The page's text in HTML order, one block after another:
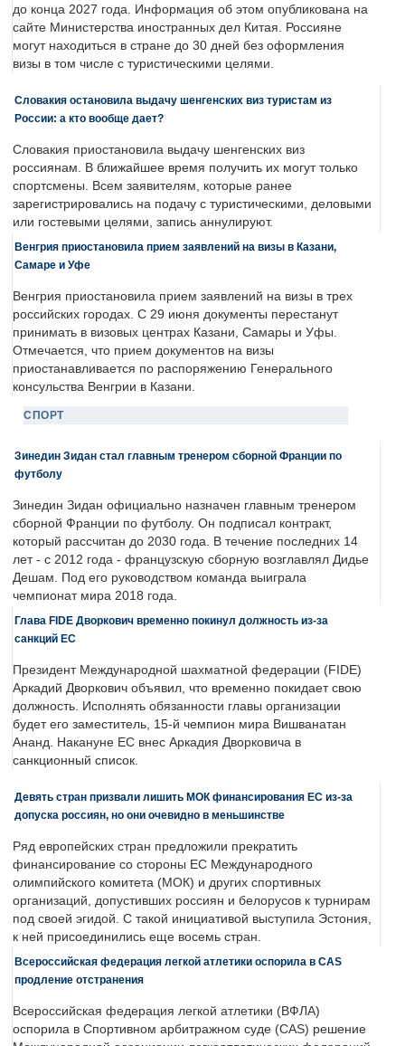
до конца 2027 года. Информация об этом опубликована на
сайте Министерства иностранных дел Китая. Россияне
могут находиться в стране до 30 дней без оформления
визы в том числе с туристическими целями.
Словакия остановила выдачу шенгенских виз туристам из
России: а кто вообще дает?
Словакия приостановила выдачу шенгенских виз
россиянам. В ближайшее время получить их могут только
спортсмены. Всем заявителям, которые ранее
зарегистрировались на подачу с туристическими, деловыми
или гостевыми целями, запись аннулируют.
Венгрия приостановила прием заявлений на визы в Казани,
Самаре и Уфе
Венгрия приостановила прием заявлений на визы в трех
российских городах. С 29 июня документы перестанут
принимать в визовых центрах Казани, Самары и Уфы.
Отмечается, что прием документов на визы
приостанавливается по распоряжению Генерального
консульства Венгрии в Казани.
СПОРТ
Зинедин Зидан стал главным тренером сборной Франции по
футболу
Зинедин Зидан официально назначен главным тренером
сборной Франции по футболу. Он подписал контракт,
который рассчитан до 2030 года. В течение последних 14
лет - с 2012 года - французскую сборную возглавлял Дидье
Дешам. Под его руководством команда выиграла
чемпионат мира 2018 года.
Глава FIDE Дворкович временно покинул должность из-за
санкций ЕС
Президент Международной шахматной федерации (FIDE)
Аркадий Дворкович объявил, что временно покидает свою
должность. Исполнять обязанности главы организации
будет его заместитель, 15-й чемпион мира Вишванатан
Ананд. Накануне ЕС внес Аркадия Дворковича в
санкционный список.
Девять стран призвали лишить МОК финансирования ЕС из-за
допуска россиян, но они очевидно в меньшинстве
Ряд европейских стран предложили прекратить
финансирование со стороны ЕС Международного
олимпийского комитета (МОК) и других спортивных
организаций, допустивших россиян и белорусов к турнирам
под своей эгидой. С такой инициативой выступила Эстония,
к ней присоединились еще восемь стран.
Всероссийская федерация легкой атлетики оспорила в CAS
продление отстранения
Всероссийская федерация легкой атлетики (ВФЛА)
оспорила в Спортивном арбитражном суде (CAS) решение